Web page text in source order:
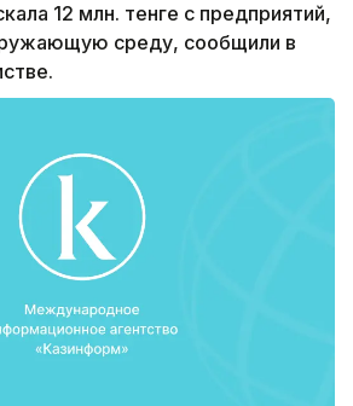
12 млн. тенге с предприятий,
среду, сообщили в